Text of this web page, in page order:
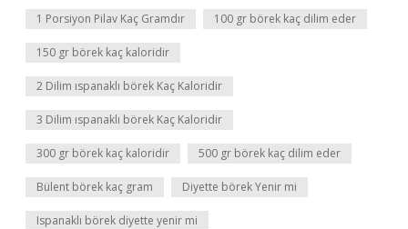
1 Porsiyon Pilav Kaç Gramdır 100 gr börek kaç dilim eder
150 gr börek kaç kaloridir
2 Dilim ıspanaklı börek Kaç Kaloridir
3 Dilim ıspanaklı börek Kaç Kaloridir
300 gr börek kaç kaloridir 500 gr börek kaç dilim eder
Bülent börek kaç gram Diyette börek Yenir mi
Ispanaklı börek diyette yenir mi